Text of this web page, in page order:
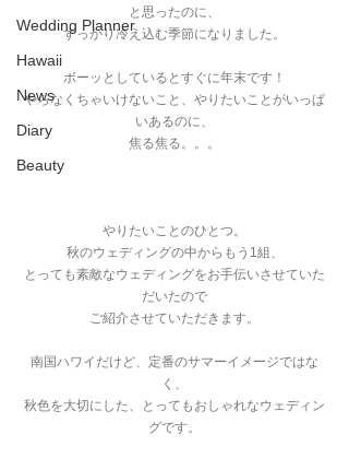
Wedding Planner
Hawaii
News
Diary
Beauty
と思ったのに、
すっかり冷え込む季節になりました。
ボーッとしているとすぐに年末です！
やらなくちゃいけないこと、やりたいことがいっぱ
いあるのに、
焦る焦る。。。
やりたいことのひとつ。
秋のウェディングの中からもう1組、
とっても素敵なウェディングをお手伝いさせていた
だいたので
ご紹介させていただきます。
南国ハワイだけど、定番のサマーイメージではな
く、
秋色を大切にした、とってもおしゃれなウェディン
グです。